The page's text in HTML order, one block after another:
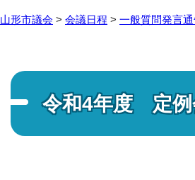
山形市議会 > 会議日程 > 一般質問発言
令和4年度 定例